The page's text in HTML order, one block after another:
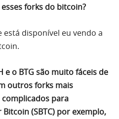
forks do bitcoin?
disponível eu vendo a
e o BTG são muito fáceis de
outros forks mais
complicados para
(SBTC) por exemplo,